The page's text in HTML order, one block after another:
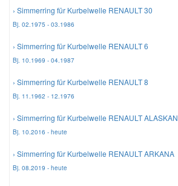
› Simmerring für Kurbelwelle RENAULT 30
Bj. 02.1975 - 03.1986
› Simmerring für Kurbelwelle RENAULT 6
Bj. 10.1969 - 04.1987
› Simmerring für Kurbelwelle RENAULT 8
Bj. 11.1962 - 12.1976
› Simmerring für Kurbelwelle RENAULT ALASKAN
Bj. 10.2016 - heute
› Simmerring für Kurbelwelle RENAULT ARKANA
Bj. 08.2019 - heute
Mitsubishi Ersatzteile
Nissan Ersatzteile
Porsche Ersatzteile
Seat Ersatzteile
Skoda Ersatzteile